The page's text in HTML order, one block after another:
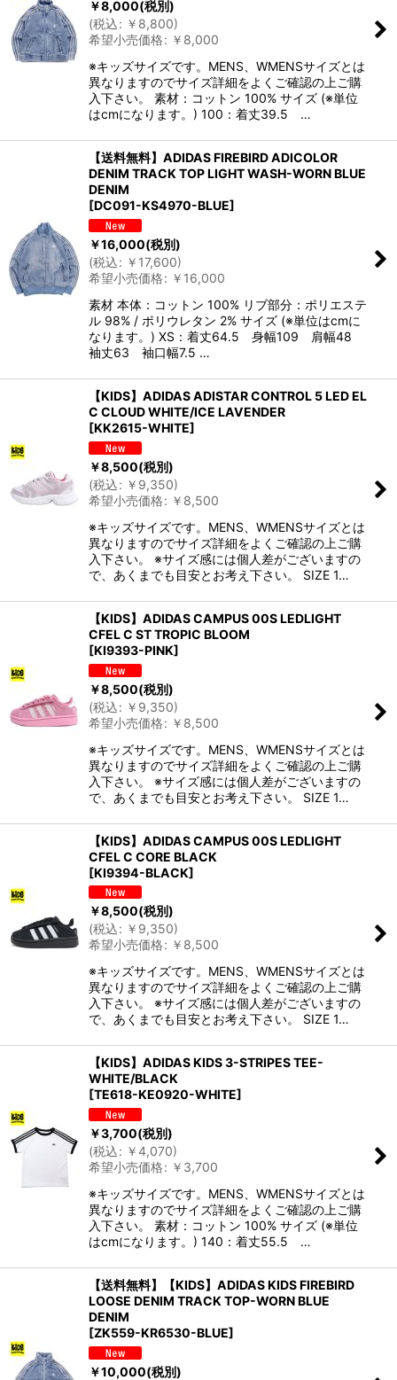
￥8,000(税別)
(税込: ￥ 8,800)
希望小売価格: ￥ 8,000
※キッズサイズです。MENS、WMENSサイズとは
異なりますのでサイズ詳細をよくご確認の上ご購
入下さい。 素材：コットン 100% サイズ (※単位
はcmになります。) 100：着丈39.5 …
【送料無料】ADIDAS FIREBIRD ADICOLOR
DENIM TRACK TOP LIGHT WASH-WORN BLUE
DENIM
[DC091-KS4970-BLUE]
￥16,000(税別)
(税込: ￥ 17,600)
希望小売価格: ￥ 16,000
素材 本体：コットン 100% リブ部分：ポリエステ
ル 98% / ポリウレタン 2% サイズ (※単位はcmに
なります。) XS：着丈64.5 身幅109 肩幅48
袖丈63 袖口幅7.5 …
【KIDS】ADIDAS ADISTAR CONTROL 5 LED EL
C CLOUD WHITE/ICE LAVENDER
[KK2615-WHITE]
￥8,500(税別)
(税込: ￥ 9,350)
希望小売価格: ￥ 8,500
※キッズサイズです。MENS、WMENSサイズとは
異なりますのでサイズ詳細をよくご確認の上ご購
入下さい。 ※サイズ感には個人差がございますの
で、あくまでも目安とお考え下さい。 SIZE 1…
【KIDS】ADIDAS CAMPUS 00S LEDLIGHT
CFEL C ST TROPIC BLOOM
[KI9393-PINK]
￥8,500(税別)
(税込: ￥ 9,350)
希望小売価格: ￥ 8,500
※キッズサイズです。MENS、WMENSサイズとは
異なりますのでサイズ詳細をよくご確認の上ご購
入下さい。 ※サイズ感には個人差がございますの
で、あくまでも目安とお考え下さい。 SIZE 1…
【KIDS】ADIDAS CAMPUS 00S LEDLIGHT
CFEL C CORE BLACK
[KI9394-BLACK]
￥8,500(税別)
(税込: ￥ 9,350)
希望小売価格: ￥ 8,500
※キッズサイズです。MENS、WMENSサイズとは
異なりますのでサイズ詳細をよくご確認の上ご購
入下さい。 ※サイズ感には個人差がございますの
で、あくまでも目安とお考え下さい。 SIZE 1…
【KIDS】ADIDAS KIDS 3-STRIPES TEE-
WHITE/BLACK
[TE618-KE0920-WHITE]
￥3,700(税別)
(税込: ￥4,070)
希望小売価格: ￥ 3,700
※キッズサイズです。MENS、WMENSサイズとは
異なりますのでサイズ詳細をよくご確認の上ご購
入下さい。 素材：コットン 100% サイズ (※単位
はcmになります。) 140：着丈55.5 …
【送料無料】【KIDS】ADIDAS KIDS FIREBIRD
LOOSE DENIM TRACK TOP-WORN BLUE
DENIM
[ZK559-KR6530-BLUE]
￥10,000(税別)